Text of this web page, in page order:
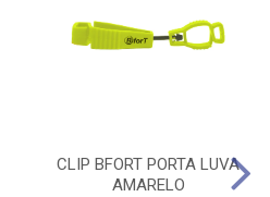
CLIP BFORT PORTA LUVA
AMARELO